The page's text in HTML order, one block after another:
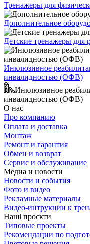
Тренажеры для
Дополнительное
Детские тренажеры для
Инклюзивное
инвалидностью (ОФВ)
Инклюзивное
инвалидностью (ОФВ)
О нас
Про компанию
Оплата и доставка
Монтаж
Ремонт и гарантия
Обмен и возврат
Сервис и обслуживание
Медиа и новости
Новости и события
Фото и видео
Рекламные материалы
Видео-интрукции к
Наші проєкти
Типовые проекты
Рекомендации по